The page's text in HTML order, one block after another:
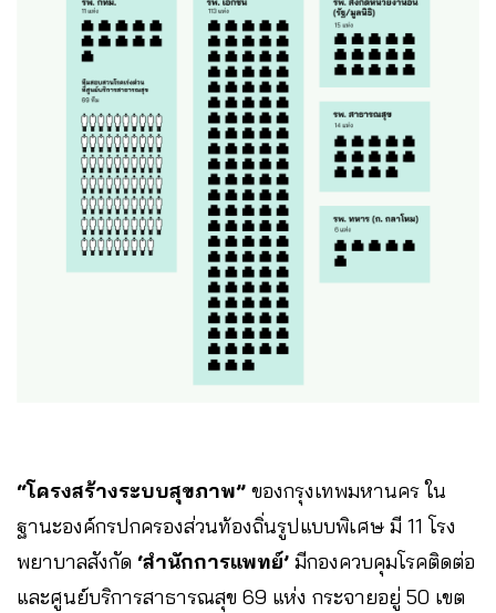
“โครงสร้างระบบสุขภาพ” ของกรุงเทพมหานคร ใน
ฐานะองค์กรปกครองส่วนท้องถิ่นรูปแบบพิเศษ มี 11 โรง
พยาบาลสังกัด ‘สำนักการแพทย์’ มีกองควบคุมโรคติดต่อ
และศูนย์บริการสาธารณสุข 69 แห่ง กระจายอยู่ 50 เขต